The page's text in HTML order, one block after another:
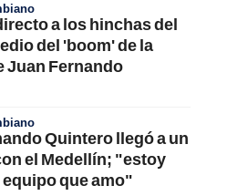
a los hinchas del
del 'boom' de la
Juan Fernando
Quintero llegó a un
el Medellín; "estoy
equipo que amo"